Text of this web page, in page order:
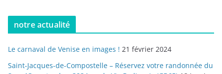
notre actualité
Le carnaval de Venise en images ! 21 février 2024
Saint-Jacques-de-Compostelle – Réservez votre randonnée du